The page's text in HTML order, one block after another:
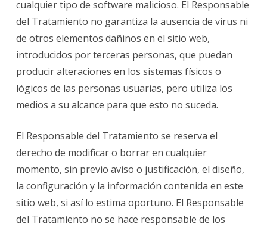
cualquier tipo de software malicioso. El Responsable
del Tratamiento no garantiza la ausencia de virus ni
de otros elementos dañinos en el sitio web,
introducidos por terceras personas, que puedan
producir alteraciones en los sistemas físicos o
lógicos de las personas usuarias, pero utiliza los
medios a su alcance para que esto no suceda.
El Responsable del Tratamiento se reserva el
derecho de modificar o borrar en cualquier
momento, sin previo aviso o justificación, el diseño,
la configuración y la información contenida en este
sitio web, si así lo estima oportuno. El Responsable
del Tratamiento no se hace responsable de los